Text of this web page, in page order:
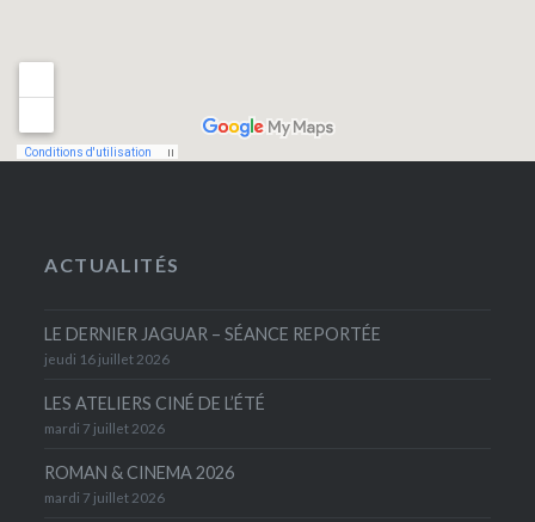
ACTUALITÉS
LE DERNIER JAGUAR – SÉANCE REPORTÉE
jeudi 16 juillet 2026
LES ATELIERS CINÉ DE L’ÉTÉ
mardi 7 juillet 2026
ROMAN & CINEMA 2026
mardi 7 juillet 2026